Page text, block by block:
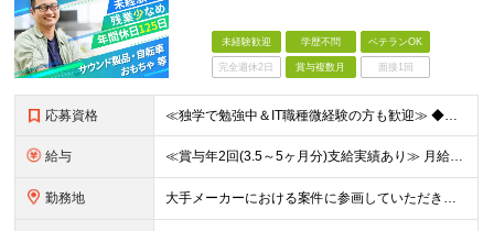
未経験歓迎 学歴不問 ベテランOK
完全週休2日 賞与複数月 面接1回
応募資格 ≪独学で勉強中＆IT職種微経験の方も歓迎≫ ◆未経験OK ◆学歴不問 ＜こんな方を歓迎します＞ ・モノづくりが好き ・分解したり仕組みを考えたりするのが好き ・「なんで動くんだろう？」と考えてしまう
給与 ≪賞与年2回(3.5～5ヶ月分)支給実績あり≫ 月給26万円～＋賞与年2回＋交通費(月5万円まで)＋資格取得支援・手当あり＋時間外手当(100％支給) ※経験・知識・技術などを最大限考慮したうえで決
勤務地 大手メーカーにおける案件に参画していただきます！ 当社メンバーがメインとなっているチームに配属されるので、ご安心ください。 もちろん、希望もしっかりと考慮します。 ■東京本社、大阪事務所、および東京